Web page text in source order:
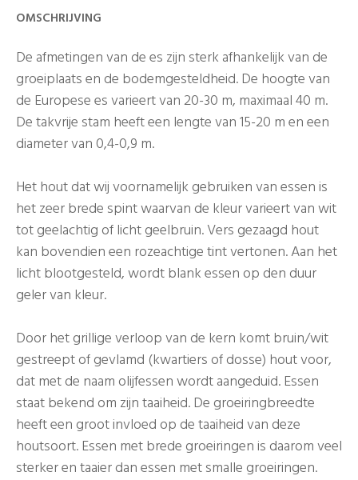
OMSCHRIJVING
De afmetingen van de es zijn sterk afhankelijk van de
groeiplaats en de bodemgesteldheid. De hoogte van
de Europese es varieert van 20-30 m, maximaal 40 m.
De takvrije stam heeft een lengte van 15-20 m en een
diameter van 0,4-0,9 m.
Het hout dat wij voornamelijk gebruiken van essen is
het zeer brede spint waarvan de kleur varieert van wit
tot geelachtig of licht geelbruin. Vers gezaagd hout
kan bovendien een rozeachtige tint vertonen. Aan het
licht blootgesteld, wordt blank essen op den duur
geler van kleur.
Door het grillige verloop van de kern komt bruin/wit
gestreept of gevlamd (kwartiers of dosse) hout voor,
dat met de naam olijfessen wordt aangeduid. Essen
staat bekend om zijn taaiheid. De groeiringbreedte
heeft een groot invloed op de taaiheid van deze
houtsoort. Essen met brede groeiringen is daarom veel
sterker en taaier dan essen met smalle groeiringen.